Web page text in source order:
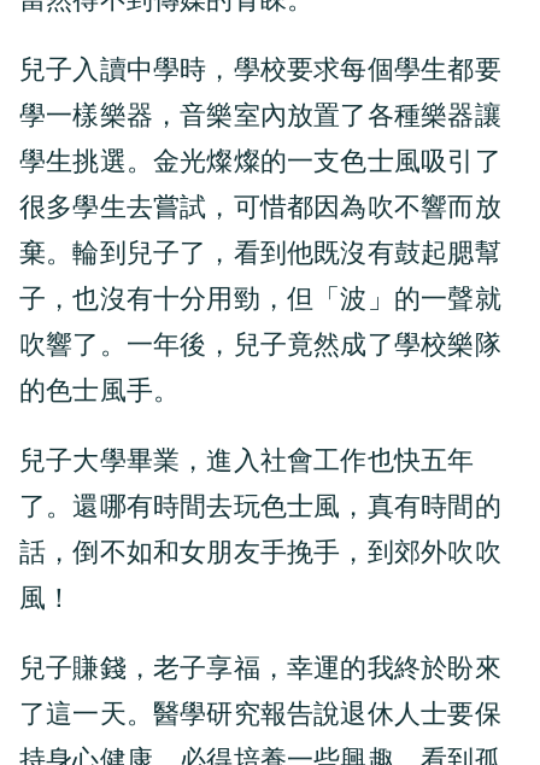
兒子入讀中學時，學校要求每個學生都要
學一樣樂器，音樂室內放置了各種樂器讓
學生挑選。金光燦燦的一支色士風吸引了
很多學生去嘗試，可惜都因為吹不響而放
棄。輪到兒子了，看到他既沒有鼓起腮幫
子，也沒有十分用勁，但「波」的一聲就
吹響了。一年後，兒子竟然成了學校樂隊
的色士風手。
兒子大學畢業，進入社會工作也快五年
了。還哪有時間去玩色士風，真有時間的
話，倒不如和女朋友手挽手，到郊外吹吹
風！
兒子賺錢，老子享福，幸運的我終於盼來
了這一天。醫學研究報告說退休人士要保